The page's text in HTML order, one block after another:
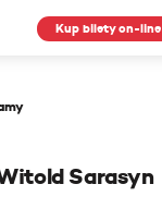
Kup bilety on-line
Sarasyn